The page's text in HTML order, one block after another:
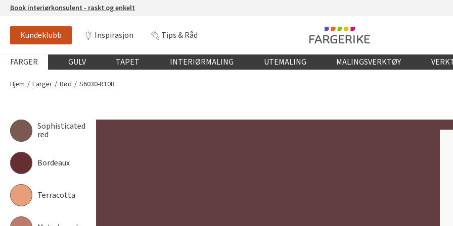
Book interiørkonsulent - raskt og enkelt
Kundeklubb Inspirasjon Tips & Råd
Globalnavigasjon mobil
FARGER GULV TAPET INTERIØRMALING UTEMALING MALINGSVERKTØY
S6030-R10B
Hjem Farger Rød S6030-R10B
Sophisticated
red
Bordeaux
Terracotta